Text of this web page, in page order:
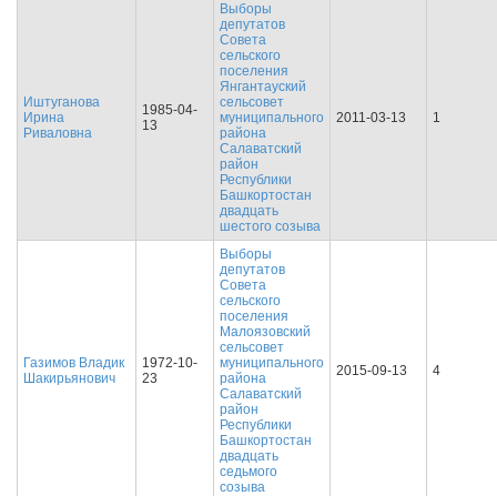
Иштуганова
Ирина
Риваловна
1985-04-
13
Выборы
депутатов
Совета
сельского
поселения
Янгантауский
сельсовет
муниципального
района
Салаватский
район
Республики
Башкортостан
двадцать
шестого созыва
2011-03-13 1
Газимов Владик
Шакирьянович
1972-10-
23
Выборы
депутатов
Совета
сельского
поселения
Малоязовский
сельсовет
муниципального
района
Салаватский
район
Республики
Башкортостан
двадцать
седьмого
созыва
2015-09-13 4